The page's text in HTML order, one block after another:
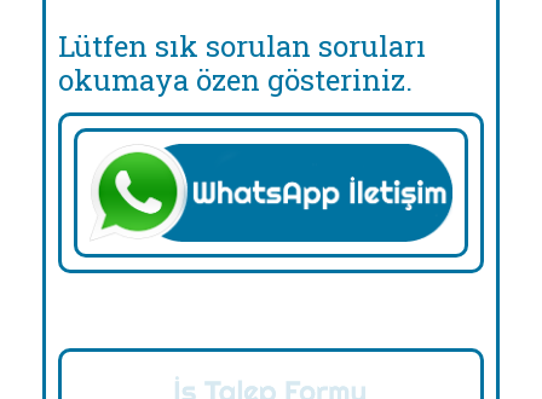
Lütfen sık sorulan soruları
okumaya özen gösteriniz.